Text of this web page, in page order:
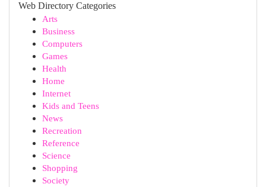
Web Directory Categories
Arts
Business
Computers
Games
Health
Home
Internet
Kids and Teens
News
Recreation
Reference
Science
Shopping
Society